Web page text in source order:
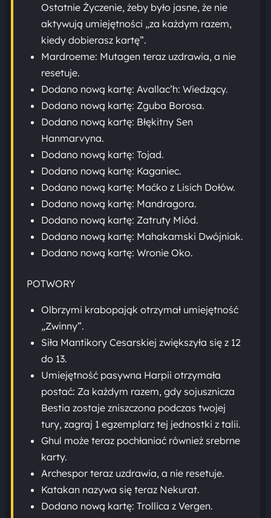
Ostatnie Życzenie, żeby było jasne, że nie
aktywują umiejętności „za każdym razem,
kiedy dobierasz kartę”.
Mardroeme: Mutagen teraz uzdrawia, a nie
resetuje.
Dodano nową kartę: Avallac’h: Wiedzący.
Dodano nową kartę: Zguba Borosa.
Dodano nową kartę: Błękitny Sen
Hanmarvyna.
Dodano nową kartę: Tojad.
Dodano nową kartę: Kaganiec.
Dodano nową kartę: Maćko z Lisich Dołów.
Dodano nową kartę: Mandragora.
Dodano nową kartę: Zatruty Miód.
Dodano nową kartę: Mahakamski Dwójniak.
Dodano nową kartę: Wronie Oko.
POTWORY
Olbrzymi krabopająk otrzymał umiejętność
„Zwinny”.
Siła Mantikory Cesarskiej zwiększyła się z 12
do 13.
Umiejętność pasywna Harpii otrzymała
postać: Za każdym razem, gdy sojusznicza
Bestia zostaje zniszczona podczas twojej
tury, zagraj 1 egzemplarz tej jednostki z talii.
Ghul może teraz pochłaniać również srebrne
karty.
Archespor teraz uzdrawia, a nie resetuje.
Katakan nazywa się teraz Nekurat.
Dodano nową kartę: Trollica z Vergen.